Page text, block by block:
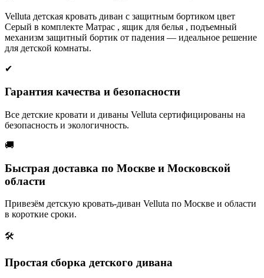
Velluta детская кровать диван с защитным бортиком цвет
Серый в комплекте Матрас , ящик для белья , подъемный
механизм защитный бортик от падения — идеальное решение
для детской комнаты.
✔
Гарантия качества и безопасности
Все детские кровати и диваны Velluta сертифицированы на
безопасность и экологичность.
🚚
Быстрая доставка по Москве и Московской
области
Привезём детскую кровать-диван Velluta по Москве и области
в короткие сроки.
🛠
Простая сборка детского дивана